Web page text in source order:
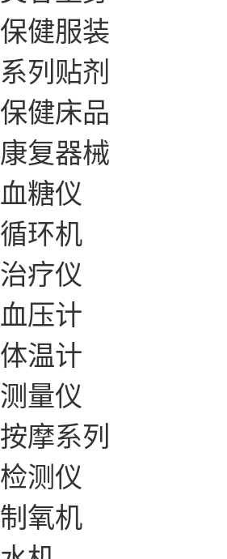
保健服装
系列贴剂
保健床品
康复器械
血糖仪
循环机
治疗仪
血压计
体温计
测量仪
按摩系列
检测仪
制氧机